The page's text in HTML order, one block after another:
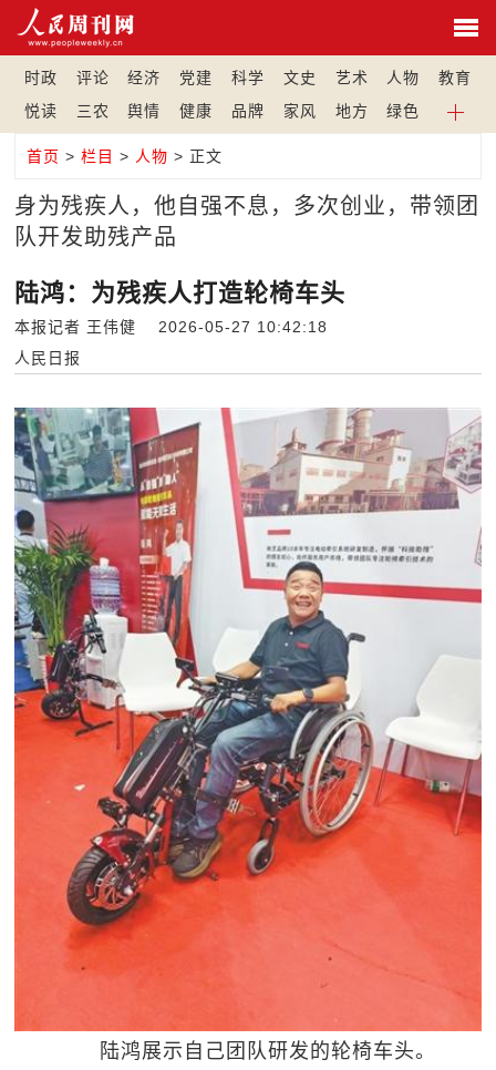
时政 评论 经济 党建 科学 文史 艺术 人物
教育
悦读
三农 舆情 健康 品牌 家风 地方 绿色
首页 >栏目 > 人物 > 正文
身为残疾人，他自强不息，多次创业，带领团
队开发助残产品
陆鸿：为残疾人打造轮椅车头
本报记者 王伟健 2026-05-27 10:42:18
人民日报
陆鸿展示自己团队研发的轮椅车头。